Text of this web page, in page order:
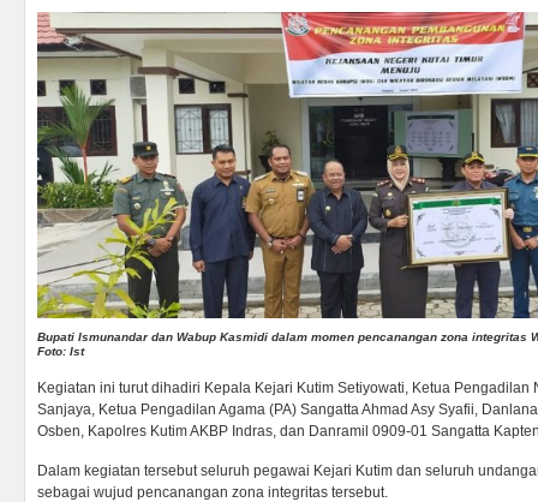
Bupati Ismunandar dan Wabup Kasmidi dalam momen pencanangan zona integritas
Foto: Ist
Kegiatan ini turut dihadiri Kepala Kejari Kutim Setiyowati, Ketua Pengadilan
Sanjaya, Ketua Pengadilan Agama (PA) Sangatta Ahmad Asy Syafii,
Osben, Kapolres Kutim AKBP Indras, dan Danramil 0909-01 Sangatta
Dalam kegiatan tersebut seluruh pegawai Kejari Kutim dan seluruh
sebagai wujud pencanangan zona integritas tersebut.